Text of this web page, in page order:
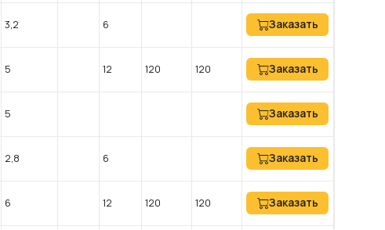
3,2 6 Заказать
5 12 120 120 Заказать
5 Заказать
2,8 6 Заказать
6 12 120 120 Заказать